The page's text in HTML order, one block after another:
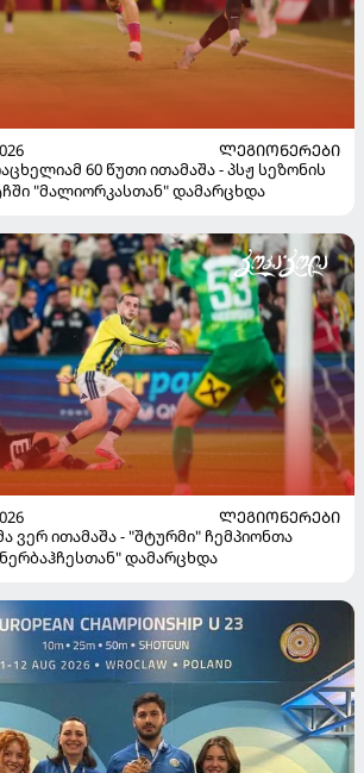
ᲚᲔᲒᲘᲝᲜᲔᲠᲔᲑᲘ
60 წუთი ითამაშა - პსჟ სეზონის
"მალიორკასთან" დამარცხდა
ᲚᲔᲒᲘᲝᲜᲔᲠᲔᲑᲘ
ვერ ითამაშა - "შტურმი" ჩემპიონთა
დამარცხდა